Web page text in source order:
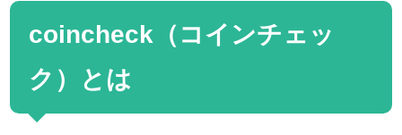
coincheck（コインチェッ
ク）とは